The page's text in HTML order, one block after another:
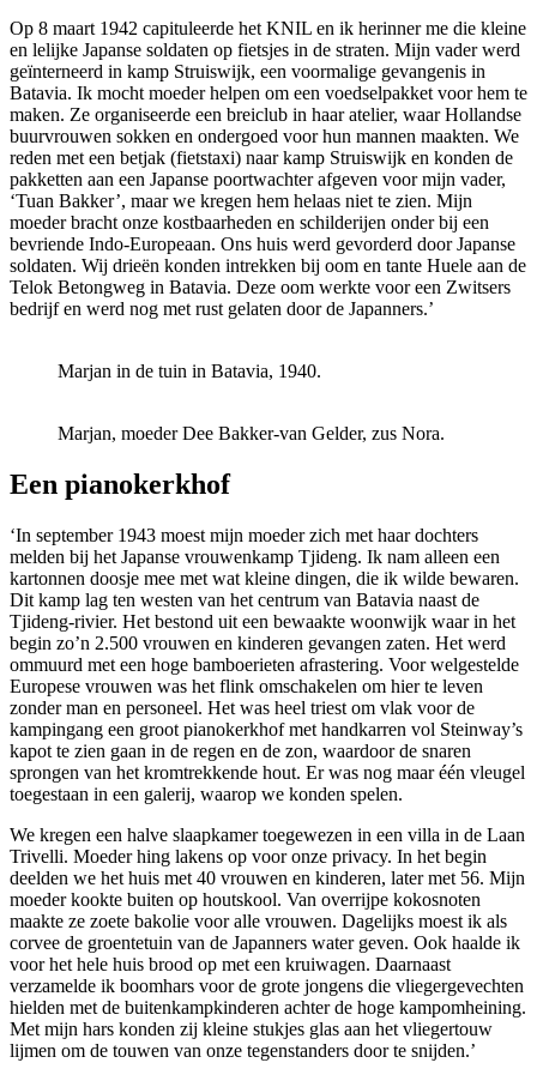
Op 8 maart 1942 capituleerde het KNIL en ik herinner me die kleine
en lelijke Japanse soldaten op fietsjes in de straten. Mijn vader werd
geïnterneerd in kamp Struiswijk, een voormalige gevangenis in
Batavia. Ik mocht moeder helpen om een voedselpakket voor hem te
maken. Ze organiseerde een breiclub in haar atelier, waar Hollandse
buurvrouwen sokken en ondergoed voor hun mannen maakten. We
reden met een betjak (fietstaxi) naar kamp Struiswijk en konden de
pakketten aan een Japanse poortwachter afgeven voor mijn vader,
‘Tuan Bakker’, maar we kregen hem helaas niet te zien. Mijn
moeder bracht onze kostbaarheden en schilderijen onder bij een
bevriende Indo-Europeaan. Ons huis werd gevorderd door Japanse
soldaten. Wij drieën konden intrekken bij oom en tante Huele aan de
Telok Betongweg in Batavia. Deze oom werkte voor een Zwitsers
bedrijf en werd nog met rust gelaten door de Japanners.’
Marjan in de tuin in Batavia, 1940.
Marjan, moeder Dee Bakker-van Gelder, zus Nora.
Een pianokerkhof
‘In september 1943 moest mijn moeder zich met haar dochters
melden bij het Japanse vrouwenkamp Tjideng. Ik nam alleen een
kartonnen doosje mee met wat kleine dingen, die ik wilde bewaren.
Dit kamp lag ten westen van het centrum van Batavia naast de
Tjideng-rivier. Het bestond uit een bewaakte woonwijk waar in het
begin zo’n 2.500 vrouwen en kinderen gevangen zaten. Het werd
ommuurd met een hoge bamboerieten afrastering. Voor welgestelde
Europese vrouwen was het flink omschakelen om hier te leven
zonder man en personeel. Het was heel triest om vlak voor de
kampingang een groot pianokerkhof met handkarren vol Steinway’s
kapot te zien gaan in de regen en de zon, waardoor de snaren
sprongen van het kromtrekkende hout. Er was nog maar één vleugel
toegestaan in een galerij, waarop we konden spelen.
We kregen een halve slaapkamer toegewezen in een villa in de Laan
Trivelli. Moeder hing lakens op voor onze privacy. In het begin
deelden we het huis met 40 vrouwen en kinderen, later met 56. Mijn
moeder kookte buiten op houtskool. Van overrijpe kokosnoten
maakte ze zoete bakolie voor alle vrouwen. Dagelijks moest ik als
corvee de groentetuin van de Japanners water geven. Ook haalde ik
voor het hele huis brood op met een kruiwagen. Daarnaast
verzamelde ik boomhars voor de grote jongens die vliegergevechten
hielden met de buitenkampkinderen achter de hoge kampomheining.
Met mijn hars konden zij kleine stukjes glas aan het vliegertouw
lijmen om de touwen van onze tegenstanders door te snijden.’